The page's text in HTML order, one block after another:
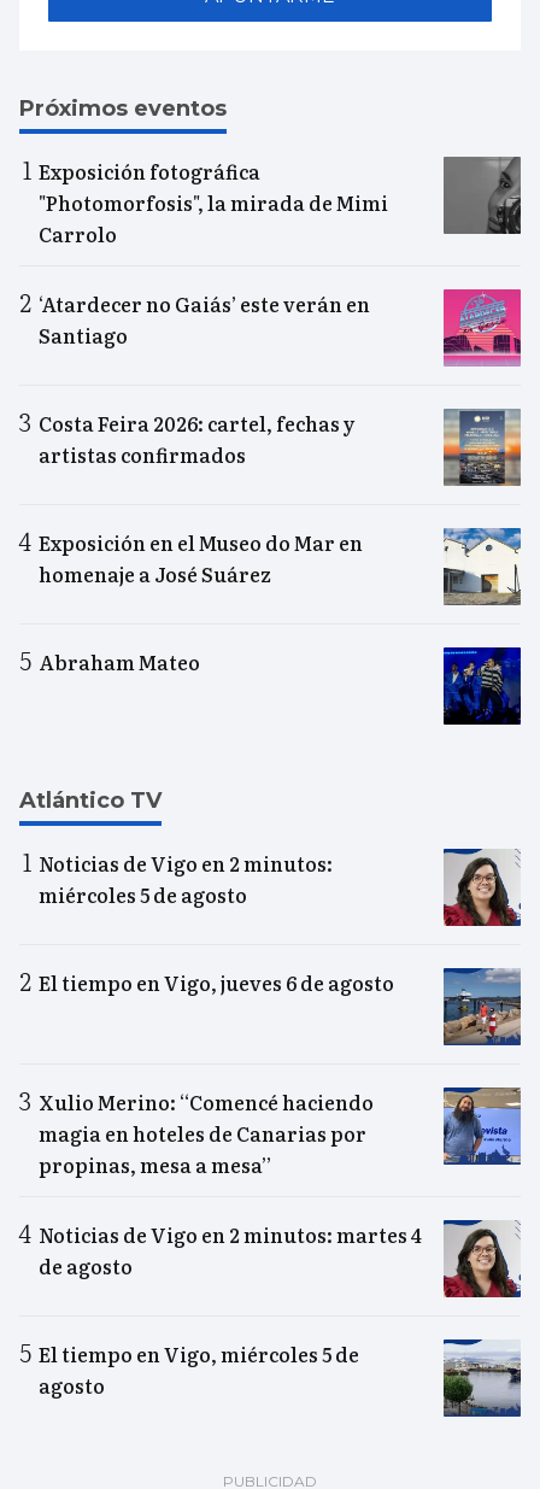
Próximos eventos
Exposición fotográfica
"Photomorfosis", la mirada de Mimi
Carrolo
‘Atardecer no Gaiás’ este verán en
Santiago
Costa Feira 2026: cartel, fechas y
artistas confirmados
Exposición en el Museo do Mar en
homenaje a José Suárez
Abraham Mateo
Atlántico TV
Noticias de Vigo en 2 minutos:
miércoles 5 de agosto
El tiempo en Vigo, jueves 6 de agosto
Xulio Merino: “Comencé haciendo
magia en hoteles de Canarias por
propinas, mesa a mesa”
Noticias de Vigo en 2 minutos: martes 4
de agosto
El tiempo en Vigo, miércoles 5 de
agosto